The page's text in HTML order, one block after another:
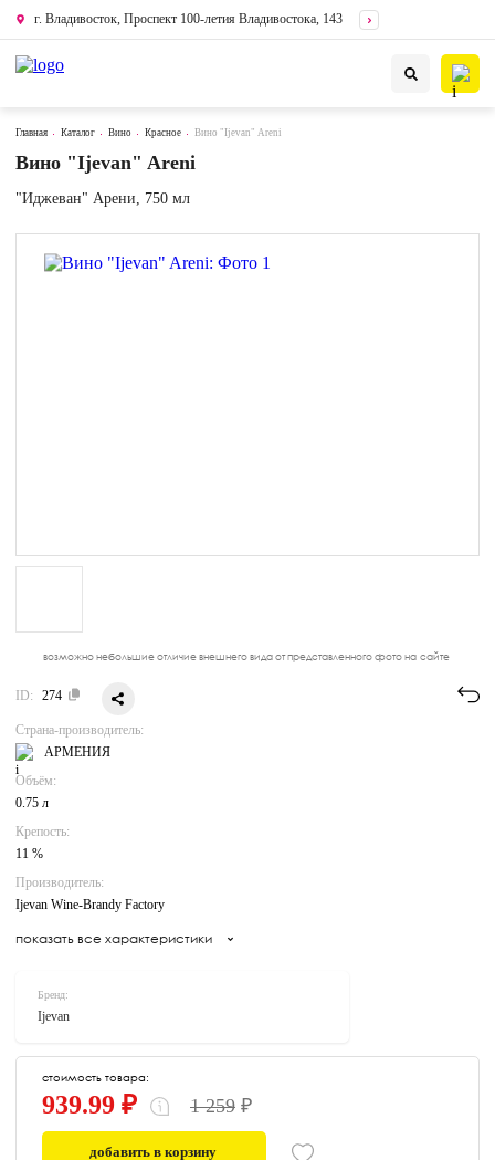
г. Владивосток, Проспект 100-летия Владивостока, 143
Главная Каталог Вино Красное Вино "Ijevan" Areni
Вино "Ijevan" Areni
"Иджеван" Арени, 750 мл
возможно небольшие отличие внешнего вида от представленного фото на сайте
ID: 274
Страна-производитель:
АРМЕНИЯ
Объём:
0.75 л
Крепость:
11 %
Производитель:
Ijevan Wine-Brandy Factory
показать все характеристики
Бренд:
Ijevan
стоимость товара:
939.99 ₽ 1 259 ₽
добавить в корзину
0